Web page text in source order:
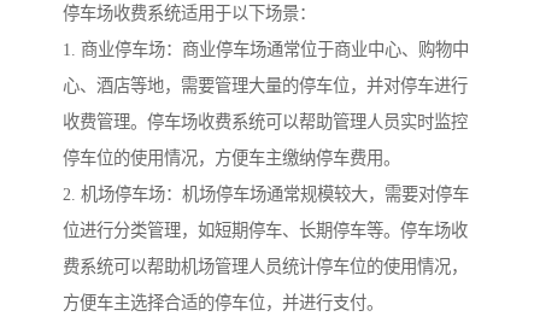
停车场收费系统适用于以下场景：
1. 商业停车场：商业停车场通常位于商业中心、购物中
心、酒店等地，需要管理大量的停车位，并对停车进行
收费管理。停车场收费系统可以帮助管理人员实时监控
停车位的使用情况，方便车主缴纳停车费用。
2. 机场停车场：机场停车场通常规模较大，需要对停车
位进行分类管理，如短期停车、长期停车等。停车场收
费系统可以帮助机场管理人员统计停车位的使用情况，
方便车主选择合适的停车位，并进行支付。